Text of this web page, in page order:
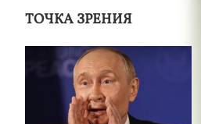
ТОЧКА ЗРЕНИЯ